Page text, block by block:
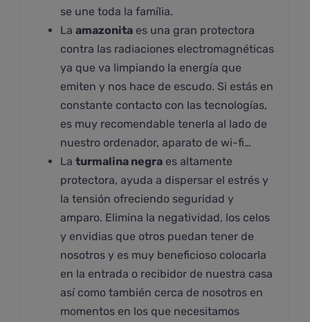
se une toda la família.
La amazonitaes una gran protectora
contra las radiaciones electromagnéticas
ya que va limpiando la energía que
emiten y nos hace de escudo. Si estás en
constante contacto con las tecnologías,
es muy recomendable tenerla al lado de
nuestro ordenador, aparato de wi-fi…
La turmalina negraes altamente
protectora, ayuda a dispersar el estrés y
la tensión ofreciendo seguridad y
amparo. Elimina la negatividad, los celos
y envidias que otros puedan tener de
nosotros y es muy beneficioso colocarla
en la entrada o recibidor de nuestra casa
así como también cerca de nosotros en
momentos en los que necesitamos